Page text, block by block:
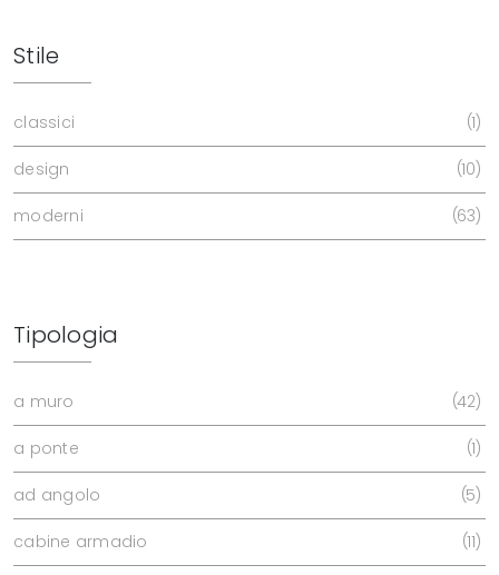
Stile
classici 1
design 10
moderni 63
Tipologia
a muro 42
a ponte 1
ad angolo 5
cabine armadio 11